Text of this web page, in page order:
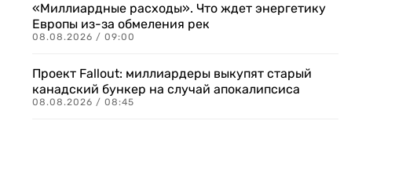
«Миллиардные расходы». Что ждет энергетику
Европы из-за обмеления рек
08.08.2026 / 09:00
Проект Fallout: миллиардеры выкупят старый
канадский бункер на случай апокалипсиса
08.08.2026 / 08:45